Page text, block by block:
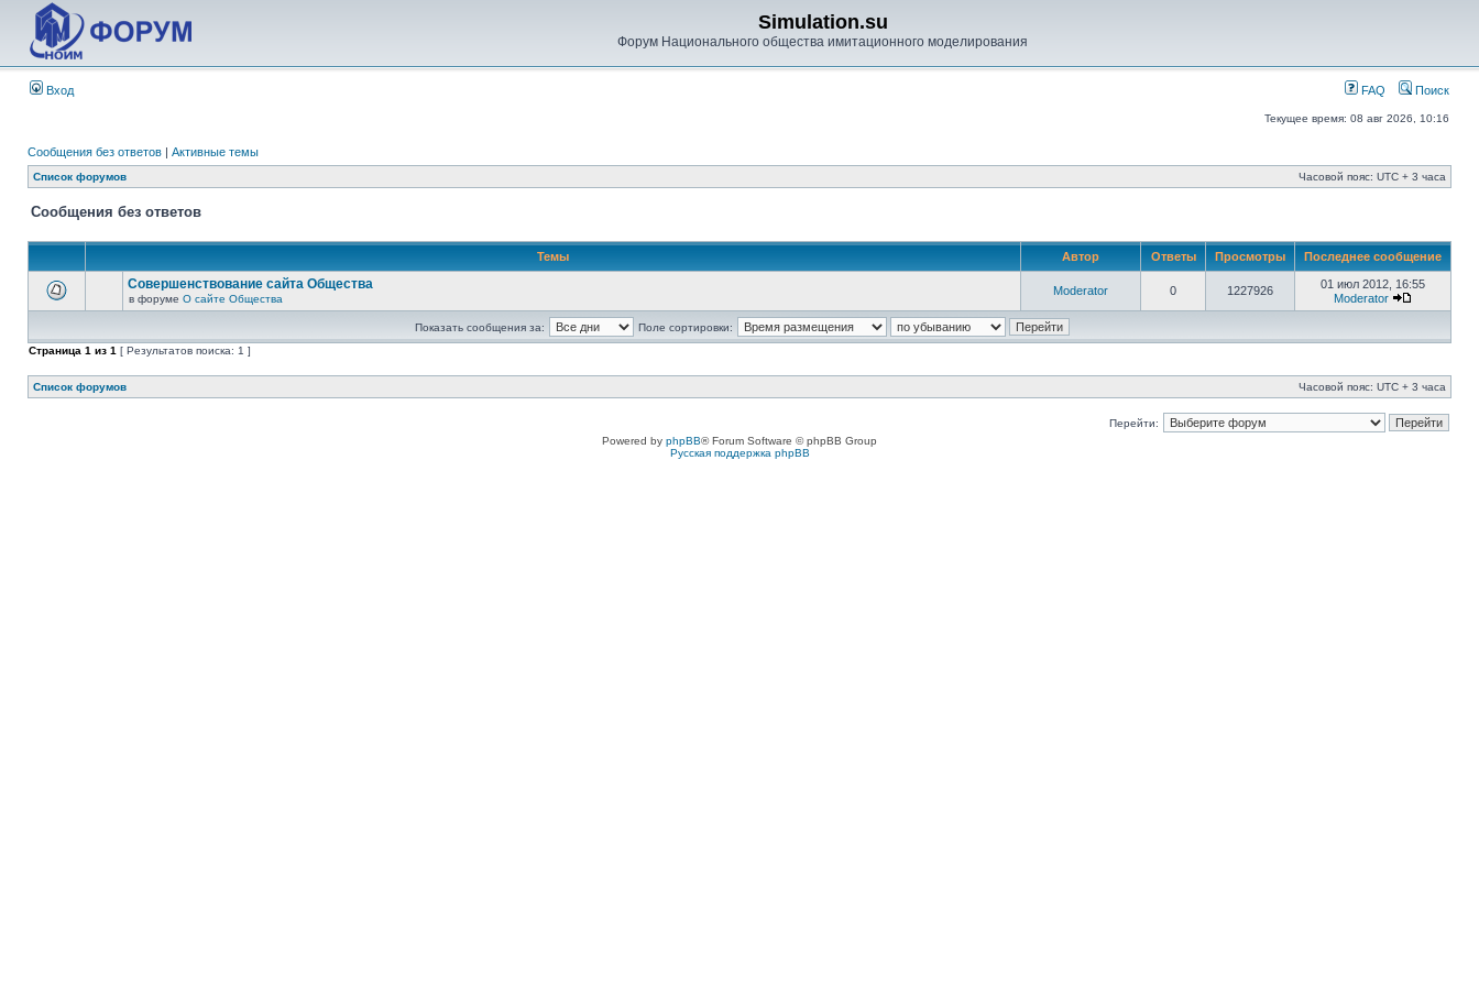
Simulation.su
Форум Национального общества имитационного моделирования
Вход FAQ Поиск
Текущее время: 08 авг 2026, 10:16
Сообщения без ответов | Активные темы
Список форумов Часовой пояс: UTC + 3 часа
Сообщения без ответов
Темы Автор Ответы Просмотры Последнее сообщение
Совершенствование сайта Общества
в форуме О сайте Общества
Moderator 0 1227926
01 июл 2012, 16:55
Moderator
Показать сообщения за:
Поле сортировки:
Страница 1 из 1 [ Результатов поиска: 1 ]
Список форумов Часовой пояс: UTC + 3 часа
Перейти:
Powered by phpBB® Forum Software © phpBB Group
Русская поддержка phpBB